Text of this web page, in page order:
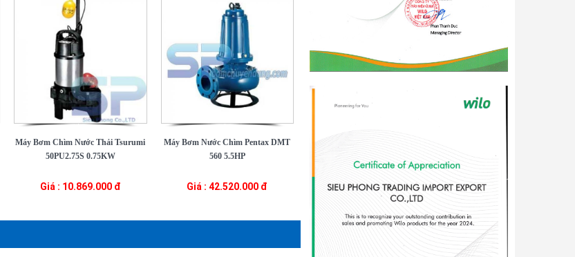
Máy Bơm Chìm Nước Thải Tsurumi
50PU2.75S 0.75KW
Giá : 10.869.000 đ
Máy Bơm Nước Chìm Pentax DMT
560 5.5HP
Giá : 42.520.000 đ